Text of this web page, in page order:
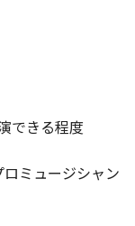
できる程度
ミュージシャン